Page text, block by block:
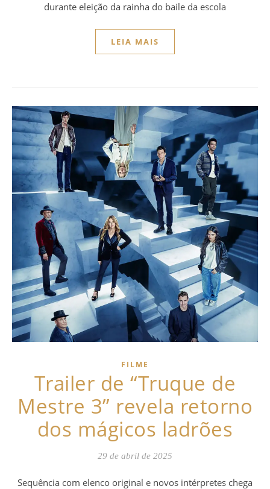
durante eleição da rainha do baile da escola
LEIA MAIS
FILME
Trailer de “Truque de
Mestre 3” revela retorno
dos mágicos ladrões
29 de abril de 2025
Sequência com elenco original e novos intérpretes chega